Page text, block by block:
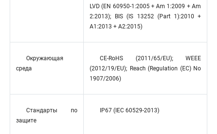
LVD (EN 60950-1:2005 + Am 1:2009 + Am
2:2013); BIS (IS 13252 (Part 1):2010 +
A1:2013 + A2:2015)
Окружающая
среда
CE-RoHS (2011/65/EU); WEEE
(2012/19/EU); Reach (Regulation (EC) No
1907/2006)
Стандарты по
защите
IP67 (IEC 60529-2013)